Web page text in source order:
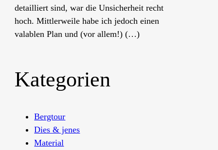
detailliert sind, war die Unsicherheit recht
hoch. Mittlerweile habe ich jedoch einen
valablen Plan und (vor allem!) (…)
Kategorien
Bergtour
Dies & jenes
Material